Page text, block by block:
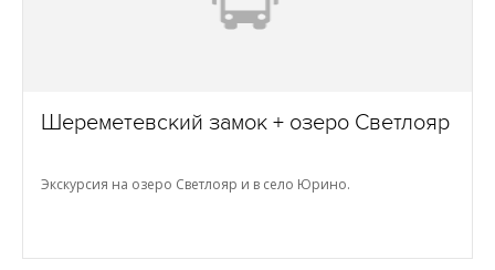
Шереметевский замок + озеро Светлояр
Экскурсия на озеро Светлояр и в село Юрино.